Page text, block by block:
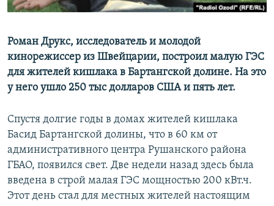
Роман Друкс, исследователь и молодой
кинорежиссер из Швейцарии, построил малую ГЭС
для жителей кишлака в Бартангской долине. На это
у него ушло 250 тыс долларов США и пять лет.
Спустя долгие годы в домах жителей кишлака
Басид Бартангской долины, что в 60 км от
административного центра Рушанского района
ГБАО, появился свет. Две недели назад здесь была
введена в строй малая ГЭС мощностью 200 кВт.ч.
Этот день стал для местных жителей настоящим